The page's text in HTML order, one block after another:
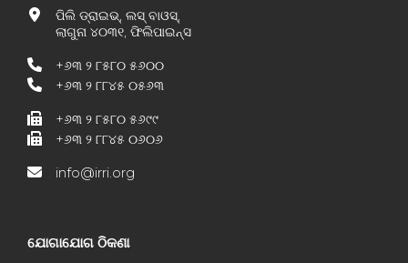
ପିଲି ଡ୍ରାଇଭ୍, ଲସ୍ ବାଓସ୍,
ଲାଗୁନା ୪୦୩୧, ଫିଲିପାଇନ୍ସ
+୬୩ ୨ ୮୫୮୦ ୫୬୦୦
+୬୩ ୨ ୮୮୪୫ ୦୫୬୩
+୬୩ ୨ ୮୫୮୦ ୫୬୯୯
+୬୩ ୨ ୮୮୪୫ ୦୬୦୬
info@irri.org
ଯୋଗାଯୋଗ ଠିକଣା